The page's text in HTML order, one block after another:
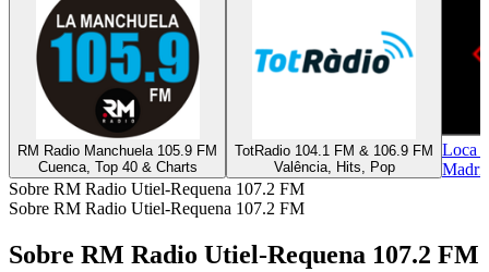
RM Radio Manchuela 105.9 FM
Cuenca, Top 40 & Charts
TotRadio 104.1 FM & 106.9 FM
Valência, Hits, Pop
Loca
Sobre RM Radio Utiel-Requena 107.2 FM
Sobre RM Radio Utiel-Requena 107.2 FM
Sobre RM Radio Utiel-Requena 107.2 FM